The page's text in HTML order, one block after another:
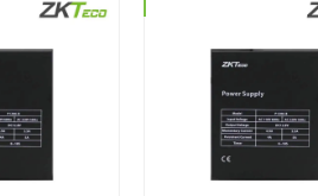
tối đa 200 kg (phân bổ đều)
Ngang Φ1,0mm / Dọc ngang lΦ2,0mm
38mm đảm bảo; 40mm điển hình